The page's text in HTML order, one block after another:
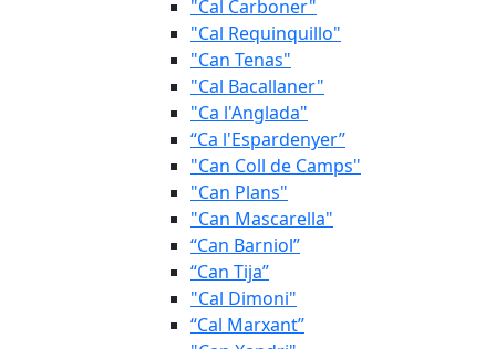
"Cal Carboner"
"Cal Requinquillo"
"Can Tenas"
"Cal Bacallaner"
"Ca l'Anglada"
“Ca l'Espardenyer”
"Can Coll de Camps"
"Can Plans"
"Can Mascarella"
“Can Barniol”
“Can Tija”
"Cal Dimoni"
“Cal Marxant”